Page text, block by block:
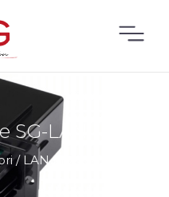
SG-LAN
/LAN Module SG-LAN